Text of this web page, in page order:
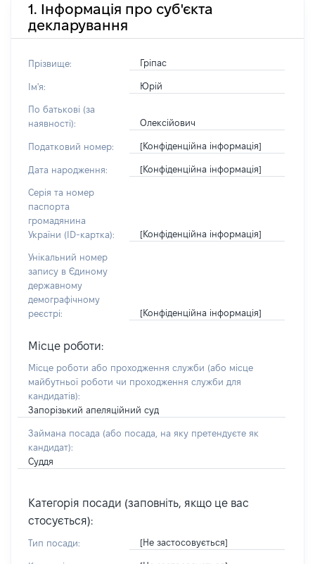
1. Інформація про суб'єкта
декларування
Прізвище: Гріпас
Ім'я: Юрій
По батькові (за
наявності):
Олексійович
Податковий номер: [Конфіденційна інформація]
Дата народження: [Конфіденційна інформація]
Серія та номер
паспорта
громадянина
України (ID-картка):
[Конфіденційна інформація]
Унікальний номер
запису в Єдиному
державному
демографічному
реєстрі:
[Конфіденційна інформація]
Місце роботи:
Місце роботи або проходження служби (або місце
майбутньої роботи чи проходження служби для
кандидатів):
Запорізький апеляційний суд
Займана посада (або посада, на яку претендуєте як
кандидат):
Суддя
Категорія посади (заповніть, якщо це вас
стосується):
Тип посади: [Не застосовується]